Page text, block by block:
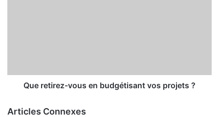
Que retirez-vous en budgétisant vos projets ?
Articles Connexes